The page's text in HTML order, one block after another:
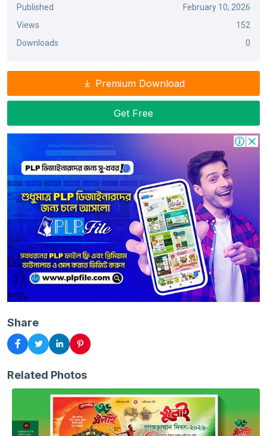
Published
February 10, 2026
Views
152
Downloads
0
Premium Download
Get Free
Share
Related Photos